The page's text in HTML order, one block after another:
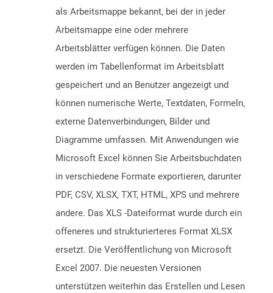
als Arbeitsmappe bekannt, bei der in jeder
Arbeitsmappe eine oder mehrere
Arbeitsblätter verfügen können. Die Daten
werden im Tabellenformat im Arbeitsblatt
gespeichert und an Benutzer angezeigt und
können numerische Werte, Textdaten, Formeln,
externe Datenverbindungen, Bilder und
Diagramme umfassen. Mit Anwendungen wie
Microsoft Excel können Sie Arbeitsbuchdaten
in verschiedene Formate exportieren, darunter
PDF, CSV, XLSX, TXT, HTML, XPS und mehrere
andere. Das XLS -Dateiformat wurde durch ein
offeneres und strukturierteres Format XLSX
ersetzt. Die Veröffentlichung von Microsoft
Excel 2007. Die neuesten Versionen
unterstützen weiterhin das Erstellen und Lesen